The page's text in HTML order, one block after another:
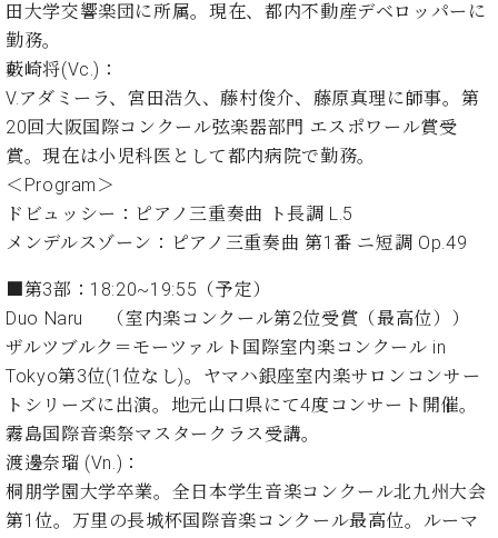
プ
ェ
ッ
シ
ョ
ル
ホ
フ
マ
ン
ト
ラ
デ
ィ
シ
ョ
せ
本
社
：
王
子
・
術
業
セ
ン
ス
タ
ッ
田大学交響楽団に所属。現在、都内不動産デベロッパーに
勤務。
藪崎将(Vc.)：
V.アダミーラ、宮田浩久、藤村俊介、藤原真理に師事。第
20回大阪国際コンクール弦楽器部門 エスポワール賞受
賞。現在は小児科医として都内病院で勤務。
＜Program＞
ドビュッシー：ピアノ三重奏曲 ト長調 L.5
メンデルスゾーン：ピアノ三重奏曲 第1番 ニ短調 Op.49
■第3部：18:20~19:55（予定）
Duo Naru （室内楽コンクール第2位受賞（最高位））
ザルツブルク＝モーツァルト国際室内楽コンクール in
Tokyo第3位(1位なし)。ヤマハ銀座室内楽サロンコンサー
トシリーズに出演。地元山口県にて4度コンサート開催。
霧島国際音楽祭マスタークラス受講。
渡邊奈瑠 (Vn.)：
桐朋学園大学卒業。全日本学生音楽コンクール北九州大会
第1位。万里の長城杯国際音楽コンクール最高位。ルーマ